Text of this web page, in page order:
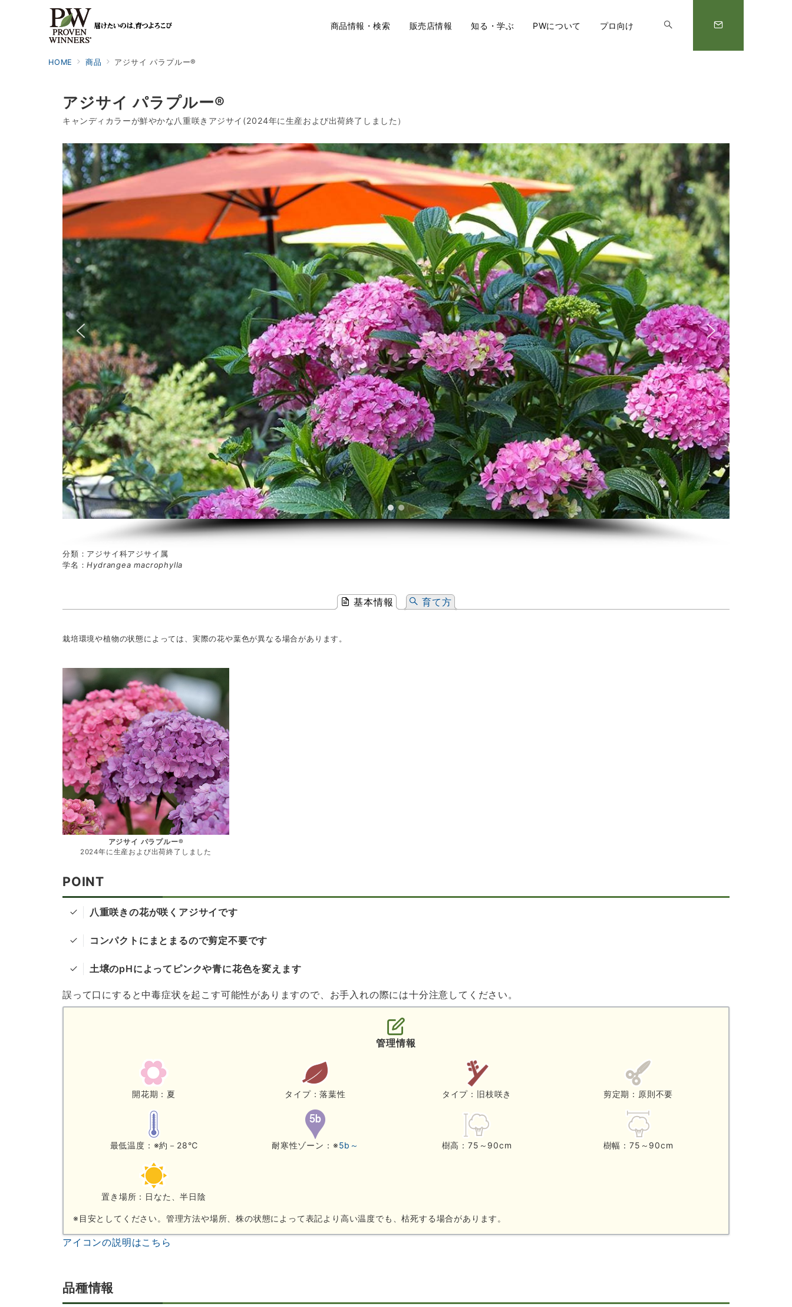
商品情報・検索 販売店情報 知る・学ぶ PWについて プロ向け
HOME 商品 アジサイ パラプルー®
アジサイ パラプルー®
キャンディカラーが鮮やかな八重咲きアジサイ(2024年に生産および出荷終了しました）
分類：アジサイ科アジサイ属
学名：Hydrangea macrophylla
基本情報 育て方
栽培環境や植物の状態によっては、実際の花や葉色が異なる場合があります。
アジサイ パラプルー®
2024年に生産および出荷終了しました
POINT
八重咲きの花が咲くアジサイです
コンパクトにまとまるので剪定不要です
土壌のpHによってピンクや青に花色を変えます
誤って口にすると中毒症状を起こす可能性がありますので、お手入れの際には十分注意してください。
管理情報
開花期：夏 タイプ：落葉性 タイプ：旧枝咲き 剪定期：原則不要
最低温度：※約－28℃ 耐寒性ゾーン：※5b～ 樹高：75～90cm 樹幅：75～90cm
置き場所：日なた、半日陰
※目安としてください。管理方法や場所、株の状態によって表記より高い温度でも、枯死する場合があります。
アイコンの説明はこちら
品種情報
お問い合わせフォーム
後日メールにて回答させていただきます。